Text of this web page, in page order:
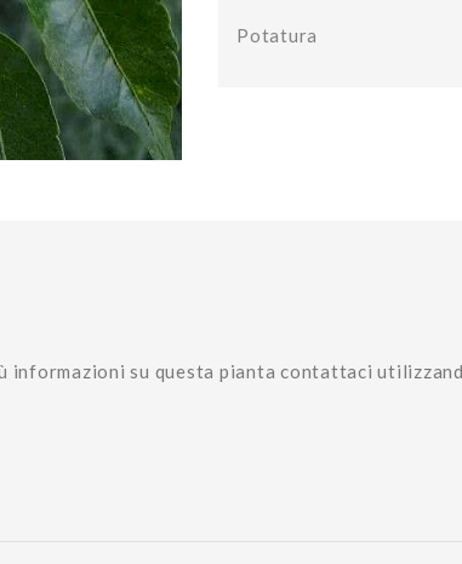
Potatura
informazioni su questa pianta contattaci